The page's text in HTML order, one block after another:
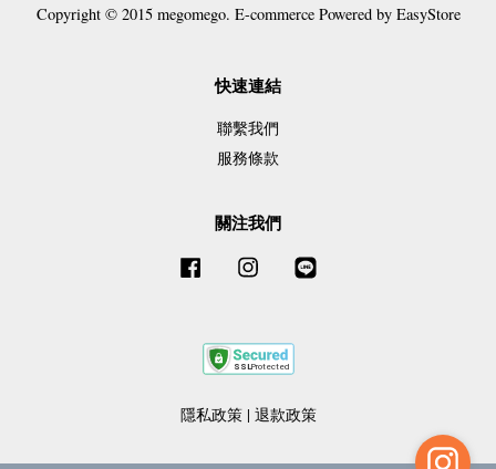
Copyright © 2015 megomego. E-commerce Powered by EasyStore
快速連結
聯繫我們
服務條款
關注我們
Facebook Instagram
隱私政策| 退款政策